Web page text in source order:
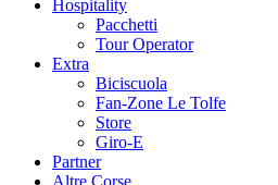
Hospitality
Pacchetti
Tour Operator
Extra
Biciscuola
Fan-Zone Le Tolfe
Store
Giro-E
Partner
Altre Corse